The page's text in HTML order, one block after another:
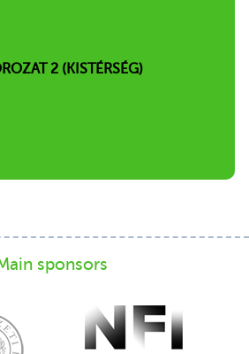
2 (KISTÉRSÉG)
sponsors